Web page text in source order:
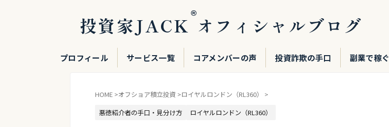
投資家JACK®オフィシャルブログ
プロフィール サービス一覧 コアメンバーの声 投資詐欺の手口 副業で稼ぐ
HOME >オフショア積立投資 >ロイヤルロンドン（RL360）
>
悪徳紹介者の手口・見分け方
ロイヤルロンドン（RL360）